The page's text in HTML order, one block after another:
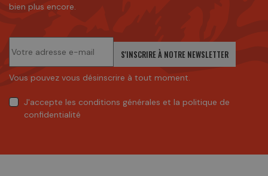
bien plus encore.
S'INSCRIRE À NOTRE NEWSLETTER
Vous pouvez vous désinscrire à tout moment.
J'accepte les conditions générales et la politique de
confidentialité